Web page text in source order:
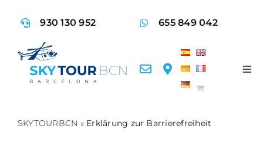
930 130 952 655 849 042
SKYTOURBCN » Erklärung zur Barrierefreiheit